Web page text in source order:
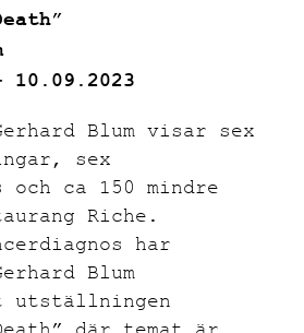
10.09.2023
Blum visar sex
sex
ca 150 mindre
Riche.
har
Blum
utställningen